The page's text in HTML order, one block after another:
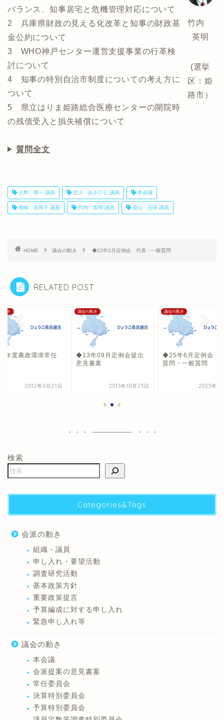
バランス、知事居宅と危機管理対応について
2 兵庫県財政の見える化改革と知事の財政基
金公約について
3 WHO神戸センター運営支援事業の行革検
討について
4 知事の特別自治市制度についての考え方に
ついて
5 県立はりま姫路総合医療センターの開院時
の残債受入と損失補償について
質問全文
竹内
英明
(選挙
区：姫
路市）
上野 英一 議員 北上 あきひと 議員 本会議
相崎 佐和子 議員 竹内 英明 議員 迎山 志保 議員
HOME 議会の動き ◆22年2月定例会 代表・一般質問
RELATED POST
動き
年度農政環境常任
会
2012年3月21日
議会の動き
◆13年09月定例会提出
意見書案
2013年10月25日
議会の動き
◆25年6月定例会
質問・一般質問
2025年7
検索
Categories&Tags
会派の動き
組織・議員
申し入れ・要望活動
調査研究活動
基本政策方針
重要政策提言
予算編成に対する申し入れ
緊急申し入れ等
議会の動き
本会議
会派提案の意見書案
常任委員会
決算特別委員会
予算特別委員会